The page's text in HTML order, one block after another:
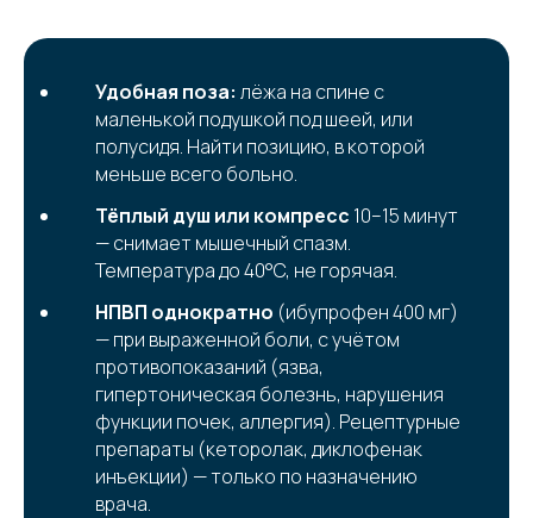
Удобная поза: лёжа на спине с
маленькой подушкой под шеей, или
полусидя. Найти позицию, в которой
меньше всего больно.
Тёплый душ или компресс 10–15 минут
— снимает мышечный спазм.
Температура до 40°C, не горячая.
НПВП однократно (ибупрофен 400 мг)
— при выраженной боли, с учётом
противопоказаний (язва,
гипертоническая болезнь, нарушения
функции почек, аллергия). Рецептурные
препараты (кеторолак, диклофенак
инъекции) — только по назначению
врача.